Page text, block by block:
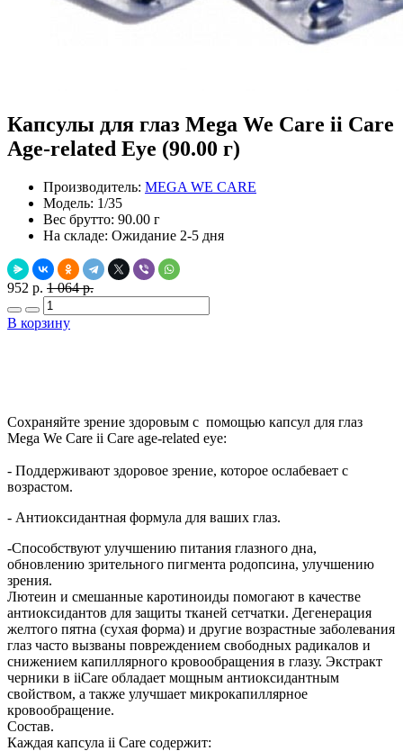
Капсулы для глаз Mega We Care ii Care
Age-related Eye (90.00 г)
Производитель: MEGA WE CARE
Модель: 1/35
Вес брутто: 90.00 г
На складе: Ожидание 2-5 дня
952 р. 1 064 р.
В корзину
Сохраняйте зрение здоровым с помощью капсул для глаз
Mega We Care ii Care age-related eye:
- Поддерживают здоровое зрение, которое ослабевает с
возрастом.
- Антиоксидантная формула для ваших глаз.
-Способствуют улучшению питания глазного дна,
обновлению зрительного пигмента родопсина, улучшению
зрения.
Лютеин и смешанные каротиноиды помогают в качестве
антиоксидантов для защиты тканей сетчатки. Дегенерация
желтого пятна (сухая форма) и другие возрастные заболевания
глаз часто вызваны повреждением свободных радикалов и
снижением капиллярного кровообращения в глазу. Экстракт
черники в iiCare обладает мощным антиоксидантным
свойством, а также улучшает микрокапиллярное
кровообращение.
Состав.
Каждая капсула ii Care содержит: